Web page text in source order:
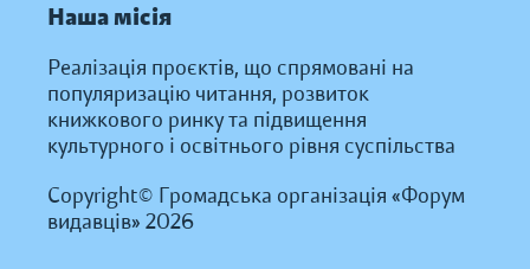
Наша місія
Реалізація проєктів, що спрямовані на
популяризацію читання, розвиток
книжкового ринку та підвищення
культурного і освітнього рівня суспільства
Copyright© Громадська організація «Форум
видавців» 2026